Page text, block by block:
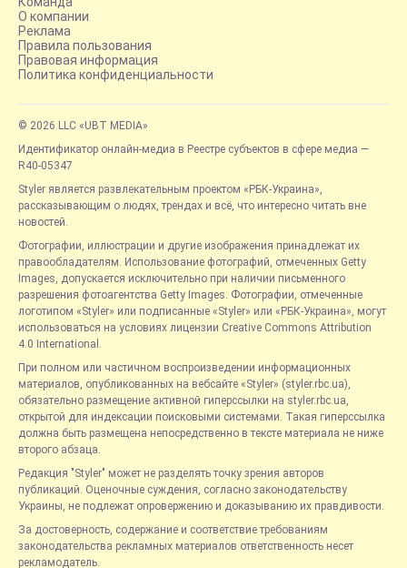
О компании
Реклама
Правила пользования
Правовая информация
Политика конфиденциальности
© 2026 LLC «UBT MEDIA»
Идентификатор онлайн-медиа в Реестре субъектов в сфере медиа —
R40-05347
Styler является развлекательным проектом «РБК-Украина»,
рассказывающим о людях, трендах и всё, что интересно читать вне
новостей.
Фотографии, иллюстрации и другие изображения принадлежат их
правообладателям. Использование фотографий, отмеченных Getty
Images, допускается исключительно при наличии письменного
разрешения фотоагентства Getty Images. Фотографии, отмеченные
логотипом «Styler» или подписанные «Styler» или «РБК-Украина», могут
использоваться на условиях лицензии Creative Commons Attribution
4.0 International.
При полном или частичном воспроизведении информационных
материалов, опубликованных на вебсайте «Styler» (styler.rbc.ua),
обязательно размещение активной гиперссылки на styler.rbc.ua,
открытой для индексации поисковыми системами. Такая гиперссылка
должна быть размещена непосредственно в тексте материала не ниже
второго абзаца.
Редакция "Styler" может не разделять точку зрения авторов
публикаций. Оценочные суждения, согласно законодательству
Украины, не подлежат опровержению и доказыванию их правдивости.
За достоверность, содержание и соответствие требованиям
законодательства рекламных материалов ответственность несет
рекламодатель.